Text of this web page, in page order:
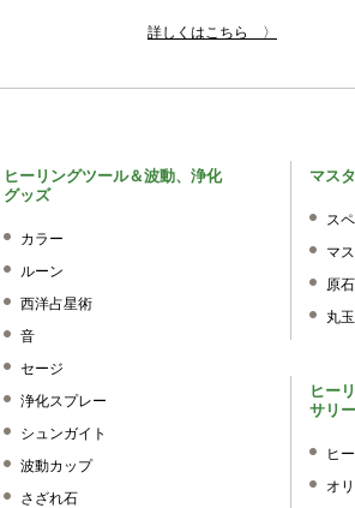
詳しくはこちら 〉
ヒーリングツール＆波動、浄化
グッズ
カラー
ルーン
西洋占星術
音
セージ
浄化スプレー
シュンガイト
波動カップ
さざれ石
マス
ス
マ
原石
丸玉
ヒー
サリー
ヒ
オ